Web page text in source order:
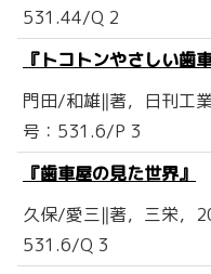
531.44/Q 2
『トコトンやさしい歯
門田/和雄‖著，日刊工
号：531.6/P 3
『歯車屋の見た世界』
久保/愛三‖著，三栄，
531.6/Q 3